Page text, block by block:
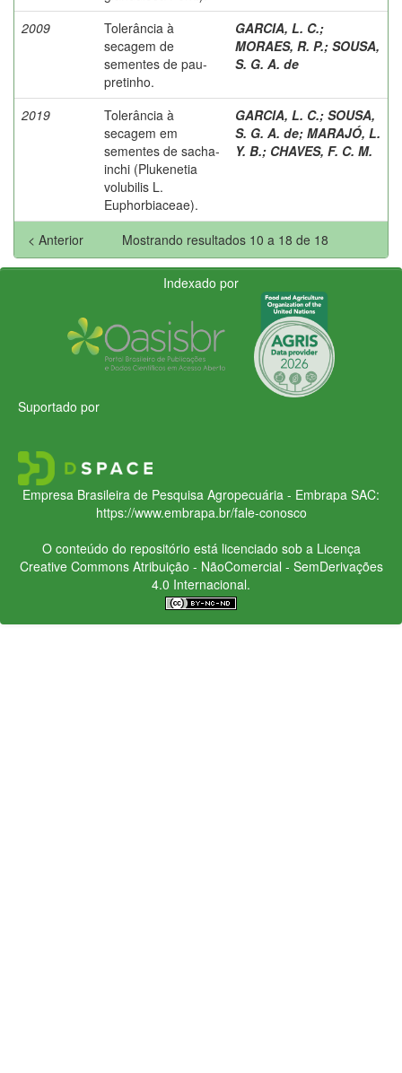
2009
Tolerância à
secagem de
sementes de pau-
pretinho.
GARCIA, L. C.;
MORAES, R. P.; SOUSA,
S. G. A. de
2019
Tolerância à
secagem em
sementes de sacha-
inchi (Plukenetia
volubilis L.
Euphorbiaceae).
GARCIA, L. C.; SOUSA,
S. G. A. de; MARAJÓ, L.
Y. B.; CHAVES, F. C. M.
Mostrando resultados 10 a 18 de 18
< Anterior
Indexado por
Suportado por
Empresa Brasileira de Pesquisa Agropecuária - Embrapa SAC:
https://www.embrapa.br/fale-conosco
O conteúdo do repositório está licenciado sob a Licença
Creative CommonsAtribuição - NãoComercial - SemDerivações
4.0 Internacional.